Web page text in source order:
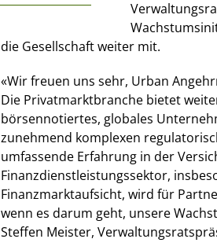
die Gesellschaft weiter mit.
«Wir freuen uns sehr, Urban
Die Privatmarktbranche bietet
börsennotiertes, globales
zunehmend komplexen
umfassende Erfahrung in der
Finanzdienstleistungssektor,
Finanzmarktaufsicht, wird für
wenn es darum geht, unsere
Steffen Meister,